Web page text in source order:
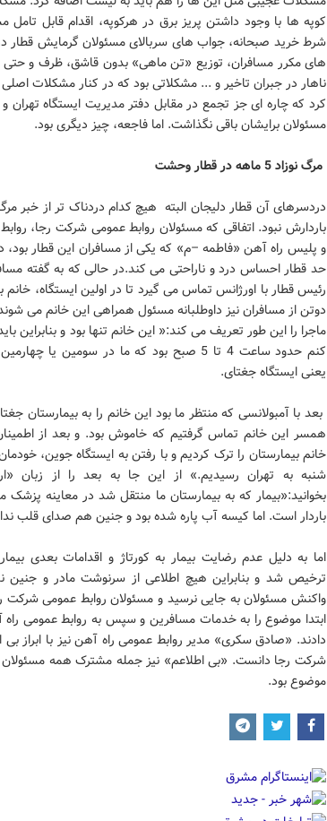
کوپه ها با وجود داشتن پریز برق در هرکوپه، اقدام قابل
شرط خرید صبحانه، جواب های سربالای مسئولان گرمایش
های مکرر مسافران، توزیع «تن ماهی» بدون قاشق، ظرف و حتی
ناهار در جبران تاخیر و ... مشکلاتی بود که در کنار مشکلات اصلی
کرد که چاره ای جز تجمع در مقابل دفتر مدیریت ایستگاه
مسئولان برایشان باقی نگذاشت. اما فاجعه، چیز دیگری بود.
مرگ نوزاد 5 ماهه در قطار وحشت
باردارش نبود. اتفاقی که مسئولان روابط عمومی شرکت رجا،
و پلیس راه آهن «فاطمه –م» که یکی از مسافران این قطار بود،
حد قطار احساس درد و ناراحتی می کند.در حالی که به گفته
رئیس قطار با اورژانس تماس می گیرد تا در اولین ایستگاه، خانم
دوتن از مسافران نیز داوطلبانه مسئول همراهی این خانم می
ماجرا را این طور تعریف می کند:« این خانم تنها بود و بنابراین
کنم حدود ساعت 4 تا 5 صبح بود که ما در سومین
یعنی ایستگاه جغتای.
بعد با آمبولانسی که منتظر ما بود این خانم را به بیمارستان
همسر این خانم تماس گرفتیم که خاموش بود. و بعد از
خانم بیمارستان را ترک کردیم و با رفتن به ایستگاه جوین،
شنبه به تهران رسیدیم.» از این جا به بعد را از زبان
باردار است. اما کیسه آب پاره شده بود و جنین هم صدای قلب
اما به دلیل عدم رضایت بیمار به کورتاژ و اقدامات بعدی
ترخیص شد و بنابراین هیچ اطلاعی از سرنوشت مادر و جنین
واکنش مسئولان به جایی نرسید و مسئولان روابط عمومی شرکت رجا
ابتدا موضوع را به خدمات مسافرین و سپس به روابط عمومی راه
دادند. «صادق سکری» مدیر روابط عمومی راه آهن نیز با ابراز
شرکت رجا دانست. «بی اطلاعم» نیز جمله مشترک همه مسئولان
موضوع بود.